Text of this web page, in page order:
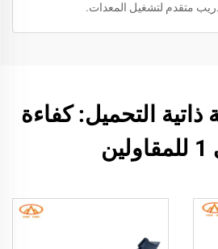
متقدم لتشغيل المعدات.
التحميل: كفاءة